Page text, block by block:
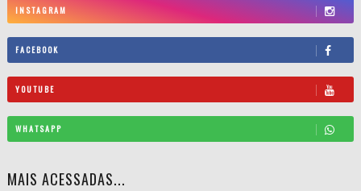
INSTAGRAM
FACEBOOK
YOUTUBE
WHATSAPP
MAIS ACESSADAS...